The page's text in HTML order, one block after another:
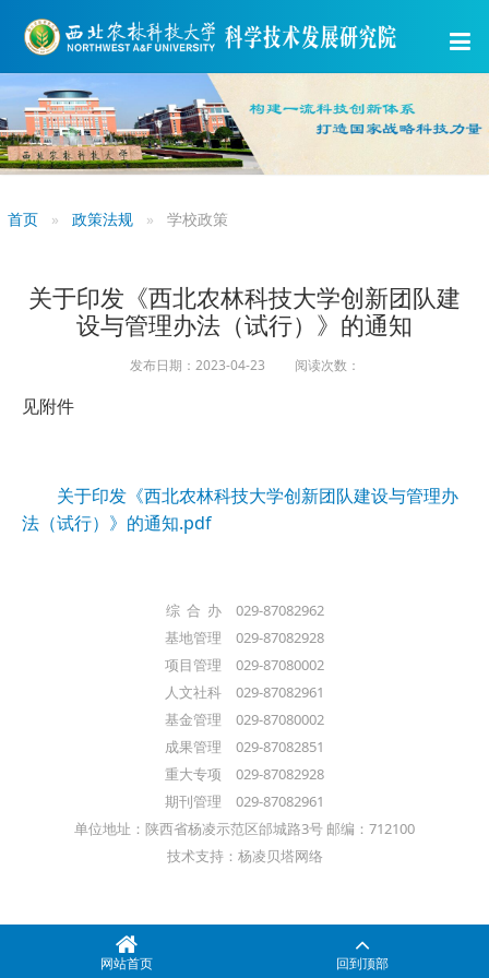
首页 政策法规 学校政策
关于印发《西北农林科技大学创新团队建
设与管理办法（试行）》的通知
发布日期：2023-04-23 阅读次数：
见附件
关于印发《西北农林科技大学创新团队建设与管理办
法（试行）》的通知.pdf
综 合 办 029-87082962
基地管理 029-87082928
项目管理 029-87080002
人文社科 029-87082961
基金管理 029-87080002
成果管理 029-87082851
重大专项 029-87082928
期刊管理 029-87082961
单位地址：陕西省杨凌示范区邰城路3号 邮编：712100
技术支持：杨凌贝塔网络
网站首页 回到顶部